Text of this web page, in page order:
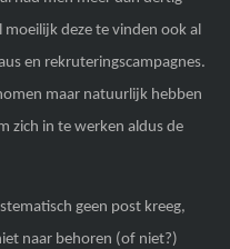
deze te vinden ook al
en rekruteringscampagnes.
maar natuurlijk hebben
zich in te werken aldus de
geen post kreeg,
naar behoren (of niet?)